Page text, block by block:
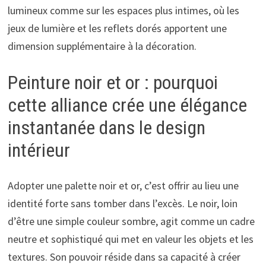
lumineux comme sur les espaces plus intimes, où les
jeux de lumière et les reflets dorés apportent une
dimension supplémentaire à la décoration.
Peinture noir et or : pourquoi
cette alliance crée une élégance
instantanée dans le design
intérieur
Adopter une palette noir et or, c’est offrir au lieu une
identité forte sans tomber dans l’excès. Le noir, loin
d’être une simple couleur sombre, agit comme un cadre
neutre et sophistiqué qui met en valeur les objets et les
textures. Son pouvoir réside dans sa capacité à créer